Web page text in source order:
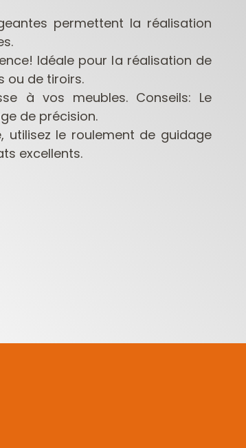
permettent la réalisation
Idéale pour la réalisation de
ou de tiroirs.
à vos meubles. Conseils: Le
de précision.
utilisez le roulement de guidage
excellents.